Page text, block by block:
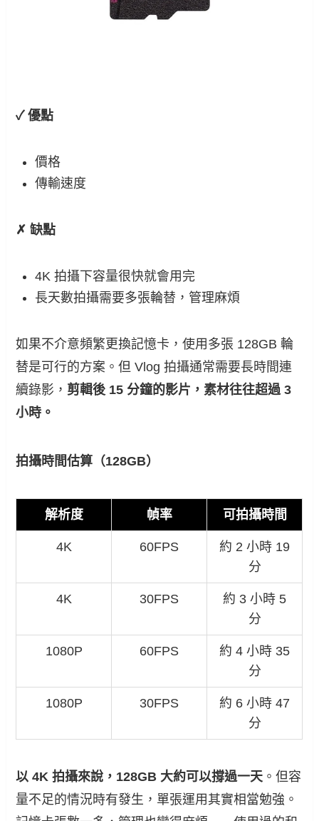
✓ 優點
價格
傳輸速度
✗ 缺點
4K 拍攝下容量很快就會用完
長天數拍攝需要多張輪替，管理麻煩
如果不介意頻繁更換記憶卡，使用多張 128GB 輪
替是可行的方案。但 Vlog 拍攝通常需要長時間連
續錄影， 剪輯後 15 分鐘的影片，素材往往超過 3
小時。
拍攝時間估算（128GB）
解析度 幀率 可拍攝時間
4K 60FPS
約 2 小時 19
分
4K 30FPS
約 3 小時 5
分
1080P 60FPS
約 4 小時 35
分
1080P 30FPS
約 6 小時 47
分
以 4K 拍攝來說，128GB 大約可以撐過一天 。但容
量不足的情況時有發生，單張運用其實相當勉強。